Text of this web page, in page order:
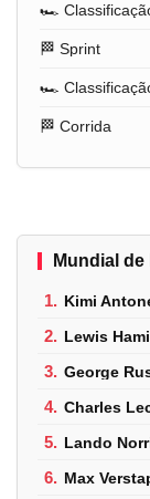
🏎️
🏁 Sprint
🏎️
🏁 Corrida
Mundial
1. Kimi
2. Lewis
3. George
4. Charles
5. Lando
6. Max